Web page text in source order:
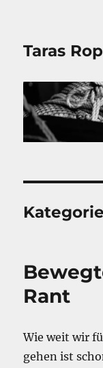
Taras
Rant
Wie weit wir
gehen ist